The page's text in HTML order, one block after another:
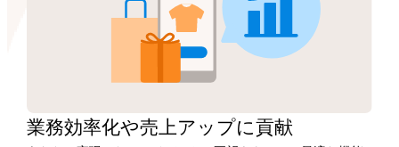
業務効率化や売上アップに貢献